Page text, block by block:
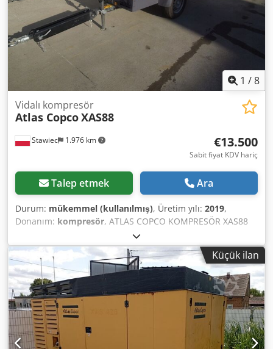
1 /8
Stawiec 1.976 km
Vidalı kompresör
Atlas CopcoXAS88
€13.500
Sabit fiyat KDV hariç
Talep etmek Ara
Durum: mükemmel (kullanılmış), Üretim yılı: 2019,
Donanım: kompresör, ATLAS COPCO KOMPRESÖR XAS88
5.2m3 2019 Dsderdf Swspfx Afmowa DİZEL kompresör
ATLAS COPCO XAS 88 tam bakımlı Teknik veriler: kapasite
5,20 m3/dak; çalışma basıncı 7 Bar; üretim yılı 2019;
KUBOTA motor Kilometre 1519!!! kompresör tamamen
çalışır durumda net fiyat: 58800 zł Brüt fiyat: 72324 zł
Aşağıda makinenin çalışmasını gösteren bir video
bağlantısı bulunmaktadır
Küçük ilan